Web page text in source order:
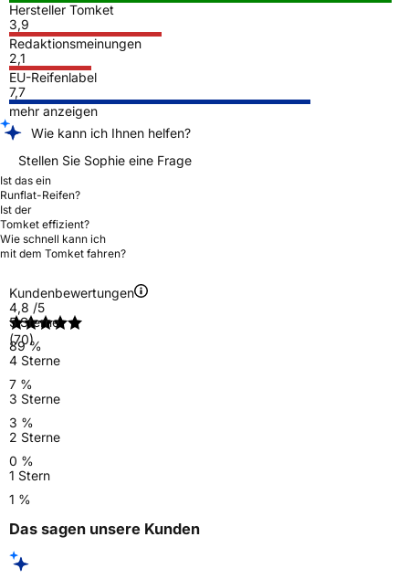
Hersteller Tomket
3,9
Redaktionsmeinungen
2,1
EU-Reifenlabel
7,7
mehr anzeigen
Wie kann ich Ihnen helfen?
Stellen Sie Sophie eine Frage
Ist das ein
Runflat-Reifen?
Ist der
Tomket effizient?
Wie schnell kann ich
mit dem Tomket fahren?
Kundenbewertungen
4,8 /5
(70)
5 Sterne
89 %
4 Sterne
7 %
3 Sterne
3 %
2 Sterne
0 %
1 Stern
1 %
Das sagen unsere Kunden